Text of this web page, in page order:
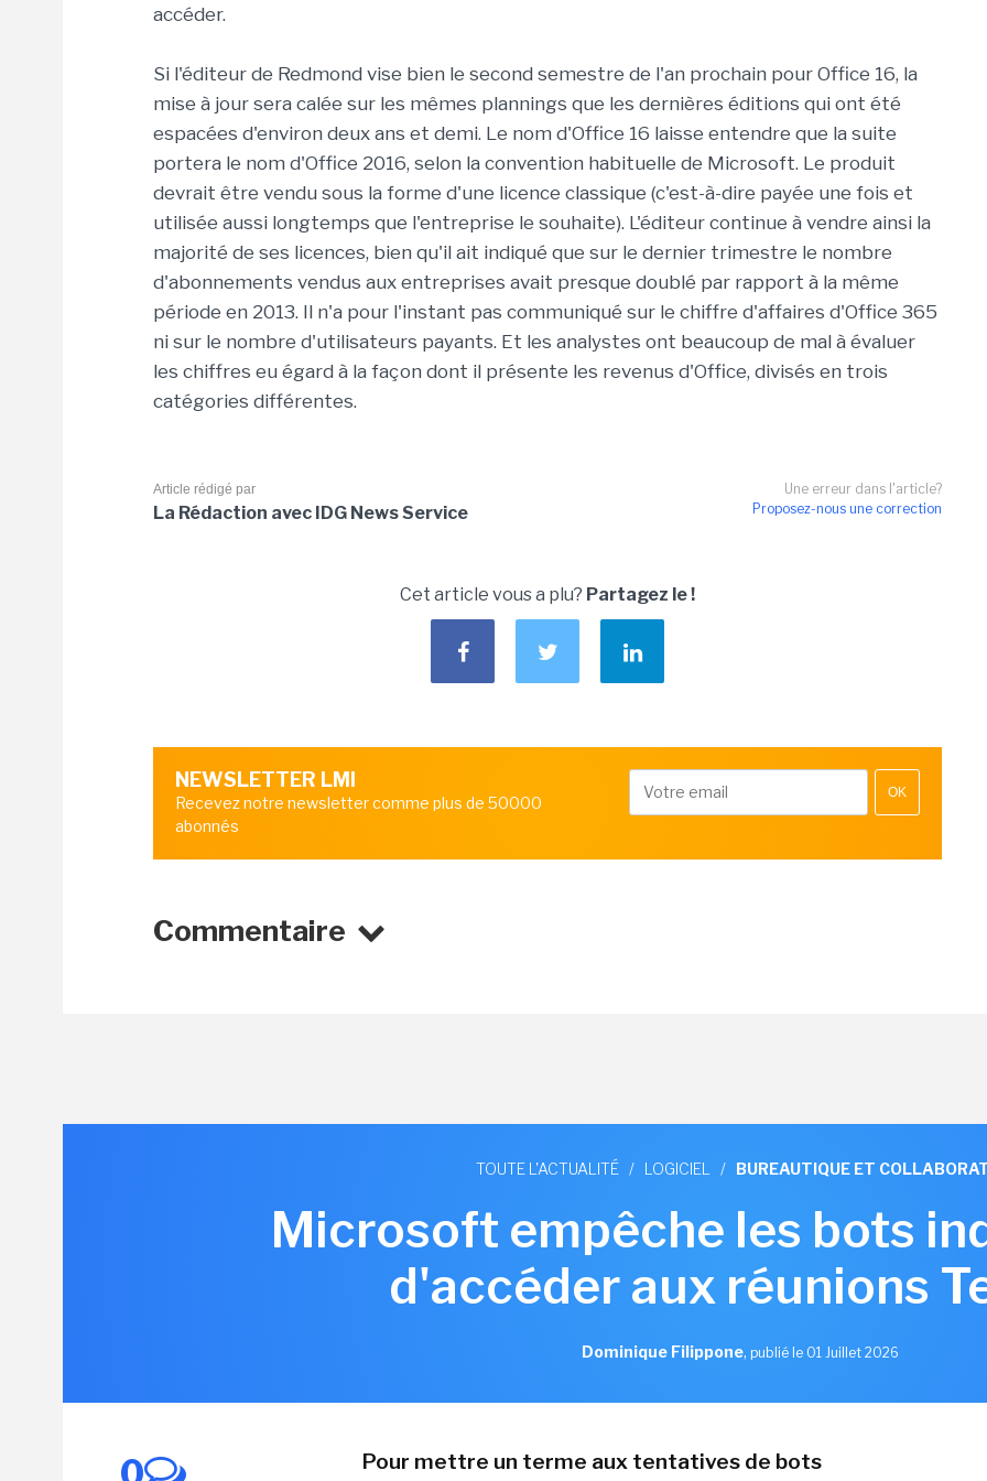
accéder.
Si l'éditeur de Redmond vise bien le second semestre de l'an prochain pour Office 16, la
mise à jour sera calée sur les mêmes plannings que les dernières éditions qui ont été
espacées d'environ deux ans et demi. Le nom d'Office 16 laisse entendre que la suite
portera le nom d'Office 2016, selon la convention habituelle de Microsoft. Le produit
devrait être vendu sous la forme d'une licence classique (c'est-à-dire payée une fois et
utilisée aussi longtemps que l'entreprise le souhaite). L'éditeur continue à vendre ainsi la
majorité de ses licences, bien qu'il ait indiqué que sur le dernier trimestre le nombre
d'abonnements vendus aux entreprises avait presque doublé par rapport à la même
période en 2013. Il n'a pour l'instant pas communiqué sur le chiffre d'affaires d'Office 365
ni sur le nombre d'utilisateurs payants. Et les analystes ont beaucoup de mal à évaluer
les chiffres eu égard à la façon dont il présente les revenus d'Office, divisés en trois
catégories différentes.
Une erreur dans l'article?
Proposez-nous une correction
Article rédigé par
La Rédaction avec IDG News Service
Cet article vous a plu? Partagez le !
NEWSLETTER LMI
Recevez notre newsletter comme plus de 50000
abonnés
OK
Commentaire
TOUTE L'ACTUALITÉ / LOGICIEL / BUREAUTIQUE ET
Microsoft empêche les bots
d'accéder aux réunions
Dominique Filippone, publié le 01 Juillet 2026
Pour mettre un terme aux tentatives de bots